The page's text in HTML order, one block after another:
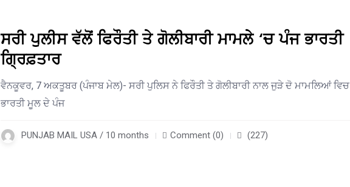
ਸਰੀ ਪੁਲੀਸ ਵੱਲੋਂ ਫਿਰੌਤੀ ਤੇ ਗੋਲੀਬਾਰੀ ਮਾਮਲੇ ‘ਚ ਪੰਜ ਭਾਰਤੀ
ਗ੍ਰਿਫ਼ਤਾਰ
ਵੈਨਕੂਵਰ, 7 ਅਕਤੂਬਰ (ਪੰਜਾਬ ਮੇਲ)- ਸਰੀ ਪੁਲਿਸ ਨੇ ਫਿਰੌਤੀ ਤੇ ਗੋਲੀਬਾਰੀ ਨਾਲ ਜੁੜੇ ਦੋ ਮਾਮਲਿਆਂ ਵਿਚ
ਭਾਰਤੀ ਮੂਲ ਦੇ ਪੰਜ
PUNJAB MAIL USA / 10 months Comment (0) (227)